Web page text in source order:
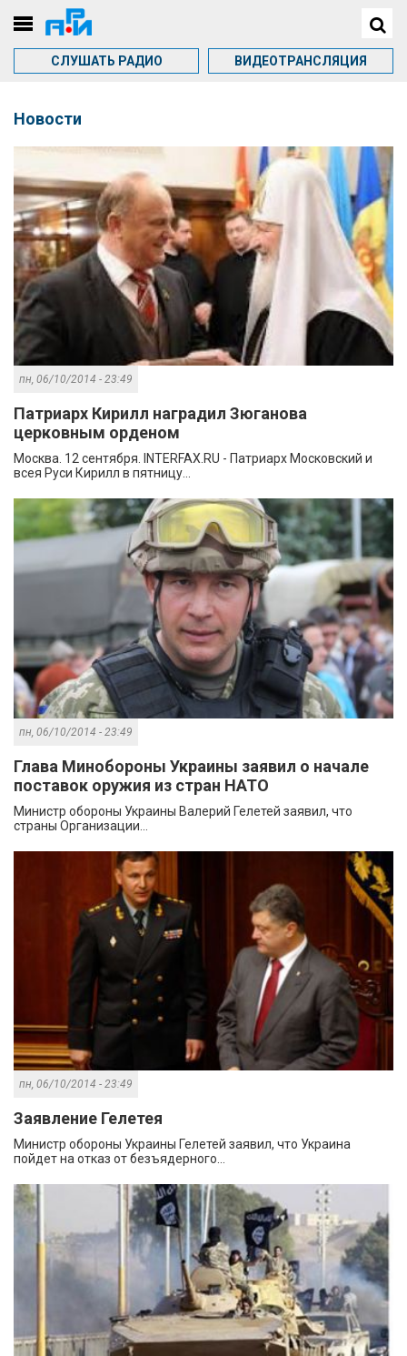
СЛУШАТЬ РАДИО ВИДЕОТРАНСЛЯЦИЯ
Новости
пн, 06/10/2014 - 23:49
Патриарх Кирилл наградил Зюганова
церковным орденом
Москва. 12 сентября. INTERFAX.RU - Патриарх Московский и
всея Руси Кирилл в пятницу...
пн, 06/10/2014 - 23:49
Глава Минобороны Украины заявил о начале
поставок оружия из стран НАТО
Министр обороны Украины Валерий Гелетей заявил, что
страны Организации...
пн, 06/10/2014 - 23:49
Заявление Гелетея
Министр обороны Украины Гелетей заявил, что Украина
пойдет на отказ от безъядерного...